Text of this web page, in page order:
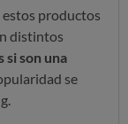
productos
distintos
si son una
se